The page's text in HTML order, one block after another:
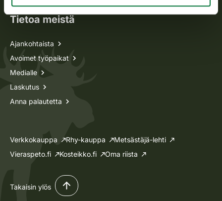
Tietoa meistä
Ajankohtaista
Avoimet työpaikat
Medialle
Laskutus
Anna palautetta
Verkkokauppa Rhy-kauppa
Metsästäjä-lehti
Vieraspeto.fi
Kosteikko.fi Oma riista
Takaisin ylös